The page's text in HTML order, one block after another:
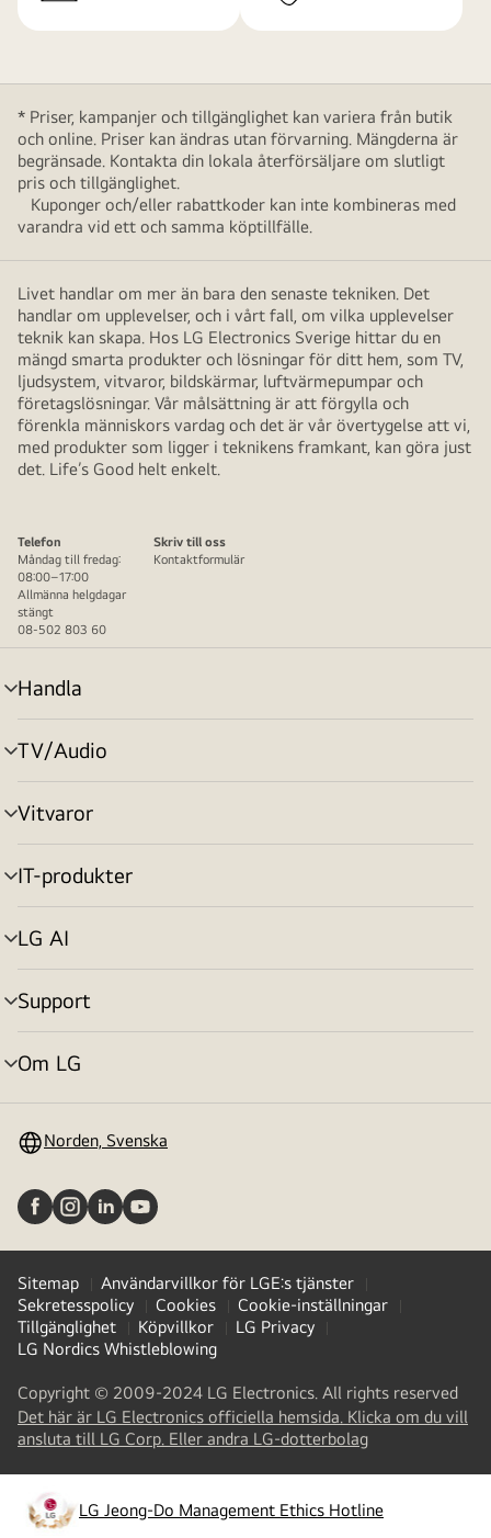
* Priser, kampanjer och tillgänglighet kan variera från butik
och online. Priser kan ändras utan förvarning. Mängderna är
begränsade. Kontakta din lokala återförsäljare om slutligt
pris och tillgänglighet.
Kuponger och/eller rabattkoder kan inte kombineras med
varandra vid ett och samma köptillfälle.
Livet handlar om mer än bara den senaste tekniken. Det
handlar om upplevelser, och i vårt fall, om vilka upplevelser
teknik kan skapa. Hos LG Electronics Sverige hittar du en
mängd smarta produkter och lösningar för ditt hem, som TV,
ljudsystem, vitvaror, bildskärmar, luftvärmepumpar och
företagslösningar. Vår målsättning är att förgylla och
förenkla människors vardag och det är vår övertygelse att vi,
med produkter som ligger i teknikens framkant, kan göra just
det. Life’s Good helt enkelt.
Telefon
Måndag till fredag:
08:00–17:00
Allmänna helgdagar
stängt
08-502 803 60
Skriv till oss
Kontaktformulär
Handla
menyväxling
TV/Audio
menyväxling
Vitvaror
menyväxling
IT-produkter
menyväxling
LG AI
menyväxling
Support
menyväxling
Om LG
menyväxling
Norden, Svenska
Sitemap
Användarvillkor för LGE:s tjänster
Sekretesspolicy
Cookies
Cookie-inställningar
Tillgänglighet
Köpvillkor
LG Privacy
LG Nordics Whistleblowing
Copyright © 2009-2024 LG Electronics. All rights reserved
Det här är LG Electronics officiella hemsida. Klicka om du vill
ansluta till LG Corp. Eller andra LG-dotterbolag(
a
new
tab
LG Jeong-Do Management Ethics Hotline
opens